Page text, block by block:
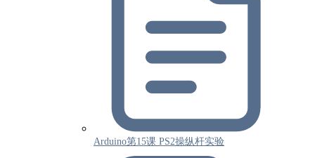
Arduino第15课 PS2操纵杆实验